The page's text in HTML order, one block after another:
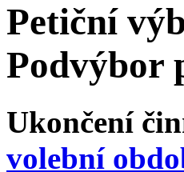
Petiční
Podvýbor
Ukončení
volební